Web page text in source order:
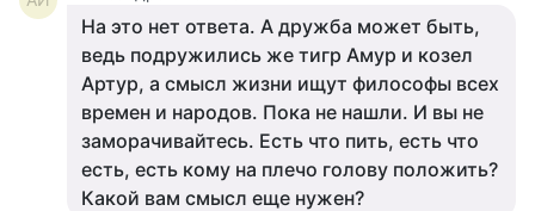
На это нет ответа. А дружба может быть,
ведь подружились же тигр Амур и козел
Артур, а смысл жизни ищут философы всех
времен и народов. Пока не нашли. И вы не
заморачивайтесь. Есть что пить, есть что
есть, есть кому на плечо голову положить?
Какой вам смысл еще нужен?